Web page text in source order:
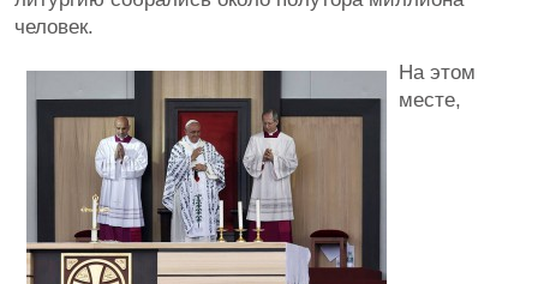
человек.
На этом
месте,